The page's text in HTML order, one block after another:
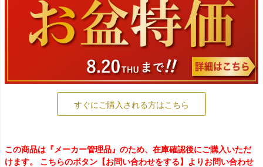
すぐにご購入される方はこちら
この商品は『メーカー管理品』のため、在庫確認後にご購入いただ
けます。 こちらのボタン【お問い合わせをする】よりお問い合わせ